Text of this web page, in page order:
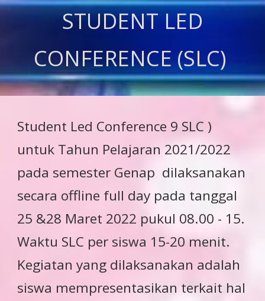
STUDENT LED
CONFERENCE (SLC)
Student Led Conference 9 SLC )
untuk Tahun Pelajaran 2021/2022
pada semester Genap dilaksanakan
secara offline full day pada tanggal
25 &28 Maret 2022 pukul 08.00 - 15.
Waktu SLC per siswa 15-20 menit.
Kegiatan yang dilaksanakan adalah
siswa mempresentasikan terkait hal